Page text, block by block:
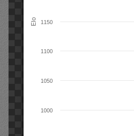
Elo
1000
1050
1100
1150